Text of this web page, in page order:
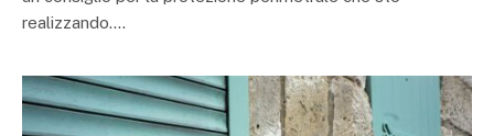
realizzando.…